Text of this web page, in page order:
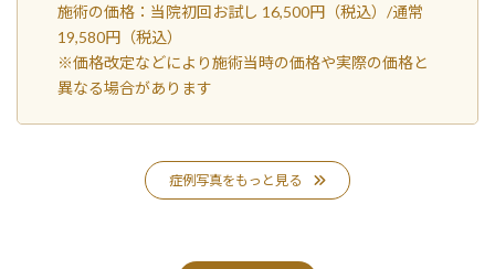
施術の価格：当院初回お試し 16,500円（税込）/通常
19,580円（税込）
※価格改定などにより施術当時の価格や実際の価格と
異なる場合があります
症例写真をもっと見る